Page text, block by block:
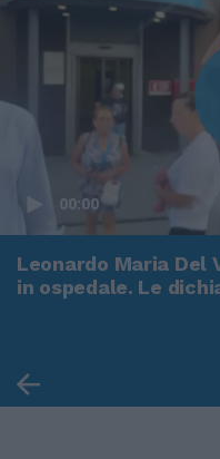
00:00
Leonardo Maria Del
in ospedale. Le